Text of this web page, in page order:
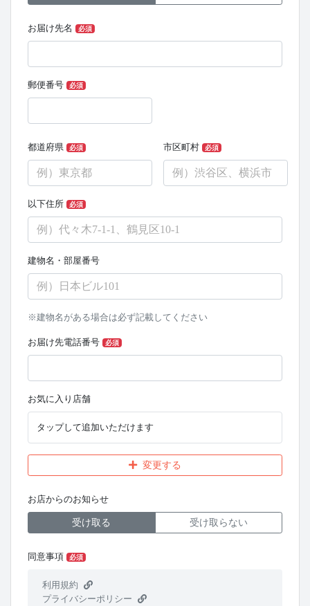
お届け先名 必須
郵便番号 必須
都道府県 必須 市区町村 必須
以下住所 必須
建物名・部屋番号
※建物名がある場合は必ず記載してください
お届け先電話番号 必須
お気に入り店舗
タップして追加いただけます
変更する
お店からのお知らせ
受け取る 受け取らない
同意事項 必須
利用規約
プライバシーポリシー